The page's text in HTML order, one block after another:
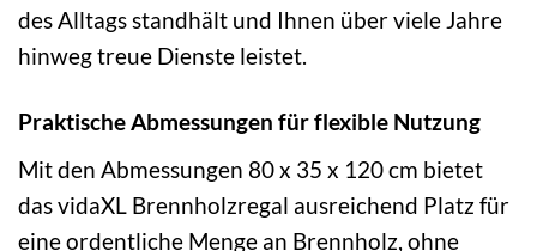
des Alltags standhält und Ihnen über viele Jahre
hinweg treue Dienste leistet.
Praktische Abmessungen für flexible Nutzung
Mit den Abmessungen 80 x 35 x 120 cm bietet
das vidaXL Brennholzregal ausreichend Platz für
eine ordentliche Menge an Brennholz, ohne